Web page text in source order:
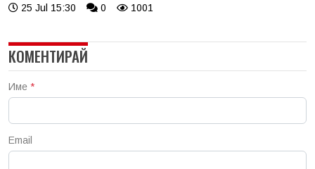
25 Jul 15:30 0 1001
КОМЕНТИРАЙ
Име *
Email